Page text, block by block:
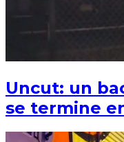
Uncut: un
se termine